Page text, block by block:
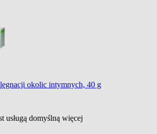
okolic intymnych, 40 g
usługą domyślną więcej